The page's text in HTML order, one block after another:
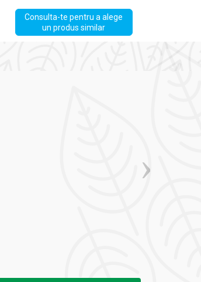
Consulta-te pentru a alege
un produs similar